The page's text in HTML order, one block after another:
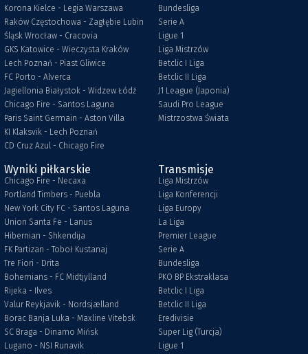
Korona Kielce - Legia Warszawa
Raków Częstochowa - Zagłębie Lubin
Śląsk Wrocław - Cracovia
GKS Katowice - Wieczysta Kraków
Lech Poznań - Piast Gliwice
FC Porto - Alverca
Jagiellonia Białystok - Widzew Łódź
Chicago Fire - Santos Laguna
Paris Saint Germain - Aston Villa
KI Klaksvik - Lech Poznań
CD Cruz Azul - Chicago Fire
Bundesliga
Serie A
Ligue 1
Liga Mistrzów
Betclic I Liga
Betclic II Liga
J1 League (Japonia)
Saudi Pro League
Mistrzostwa Świata
Wyniki piłkarskie
Chicago Fire - Necaxa
Portland Timbers - Puebla
New York City FC - Santos Laguna
Union Santa Fe - Lanus
Hibernian - Shkendija
FK Partizan - Toboł Kustanaj
Tre Fiori - Drita
Bohemians - FC Midtjylland
Rijeka - Ilves
Valur Reykjavik - Nordsjælland
Borac Banja Luka - Maxline Vitebsk
SC Braga - Dinamo Mińsk
Lugano - NSI Runavik
Transmisje
Liga Mistrzów
Liga Konferencji
Liga Europy
La Liga
Premier League
Serie A
Bundesliga
PKO BP Ekstraklasa
Betclic I Liga
Betclic II Liga
Eredivisie
Super Lig (Turcja)
Ligue 1